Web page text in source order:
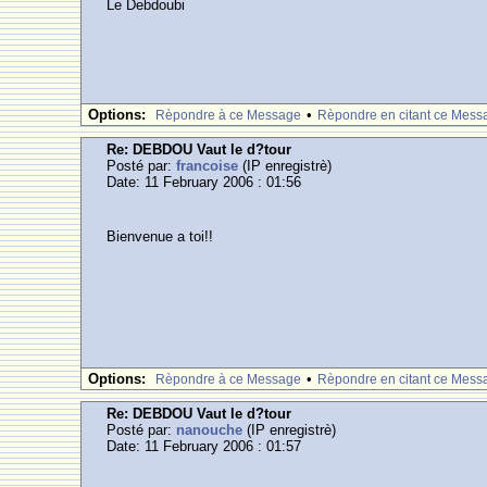
Le Debdoubi
Options: Rèpondre à ce Message • Rèpondre en citant ce
Re: DEBDOU Vaut le d?tour
Posté par:francoise (IP enregistrè)
Date: 11 February 2006 : 01:56
Bienvenue a toi!!
Options: Rèpondre à ce Message • Rèpondre en citant ce
Re: DEBDOU Vaut le d?tour
Posté par: nanouche (IP enregistrè)
Date: 11 February 2006 : 01:57